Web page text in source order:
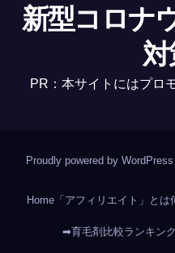
新型コロナ
対
PR：本サイトにはプロ
Proudly powered by WordPress
Home「アフィリエイト」とは
➡育毛剤比較ランキン